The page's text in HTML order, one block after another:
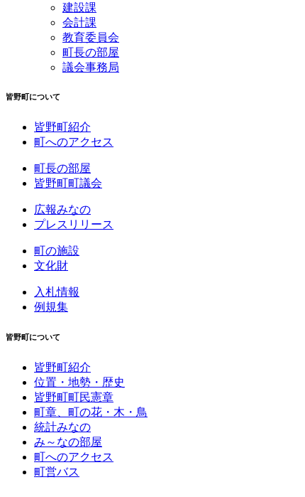
建設課
会計課
教育委員会
町長の部屋
議会事務局
皆野町について
皆野町紹介
町へのアクセス
町長の部屋
皆野町町議会
広報みなの
プレスリリース
町の施設
文化財
入札情報
例規集
皆野町について
皆野町紹介
位置・地勢・歴史
皆野町町民憲章
町章、町の花・木・鳥
統計みなの
み～なの部屋
町へのアクセス
町営バス